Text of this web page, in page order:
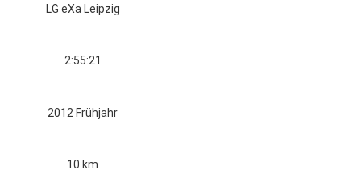
LG eXa Leipzig
2:55:21
2012 Frühjahr
10 km